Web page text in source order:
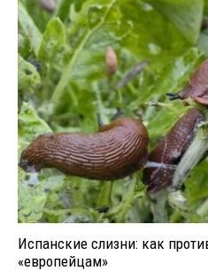
Испанские слизни: как
«европейцам»